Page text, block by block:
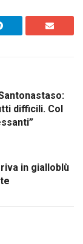
Santonastaso:
difficili. Col
in gialloblù